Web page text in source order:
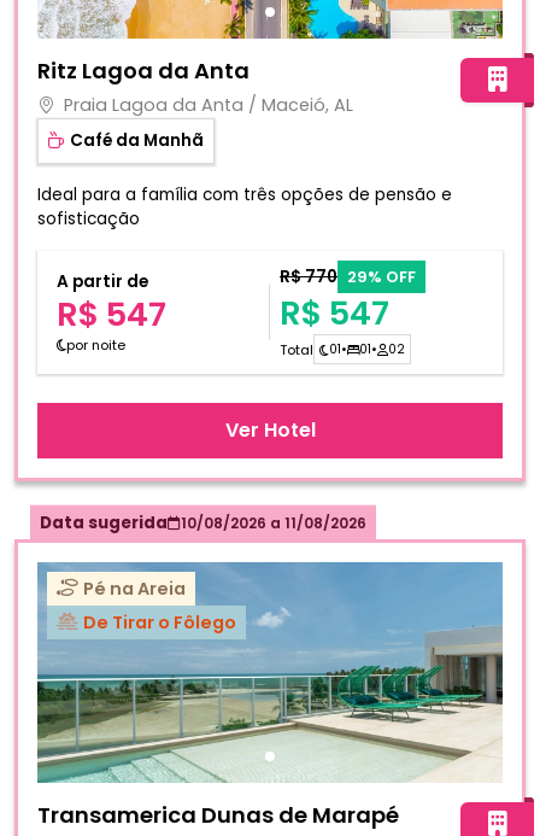
Ritz Lagoa da Anta
Praia Lagoa da Anta / Maceió, AL
Café da Manhã
Ideal para a família com três opções de pensão e
sofisticação
A partir de
R$ 547
por noite
R$ 770 29% OFF
R$ 547
Total 01• 01• 02
Ver Hotel
Data sugerida 10/08/2026 a 11/08/2026
Pé na Areia
De Tirar o Fôlego
Transamerica Dunas de Marapé